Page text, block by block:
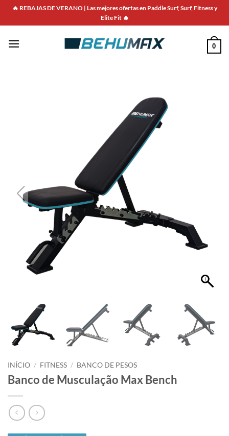
🔥 REBAJAS DE VERANO | Las mejores ofertas en Paddle Surf, Surf, Fitness y
Elite Fit 🔥
0
INÍCIO / FITNESS / BANCO DE PESOS
Banco de Musculação Max Bench